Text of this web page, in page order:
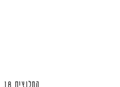
החלוצים 18, תל-אביב